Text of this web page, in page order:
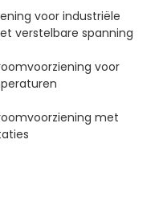
voor industriële
verstelbare spanning
voor
met